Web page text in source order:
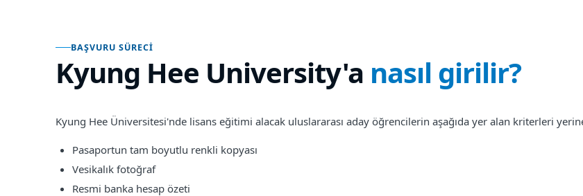
BAŞVURU SÜRECI
Kyung Hee University'a nasıl girilir?
Kyung Hee Üniversitesi'nde lisans eğitimi alacak uluslararası aday öğrencilerin aşağıda yer alan kriterleri
Pasaportun tam boyutlu renkli kopyası
Vesikalık fotoğraf
Resmi banka hesap özeti